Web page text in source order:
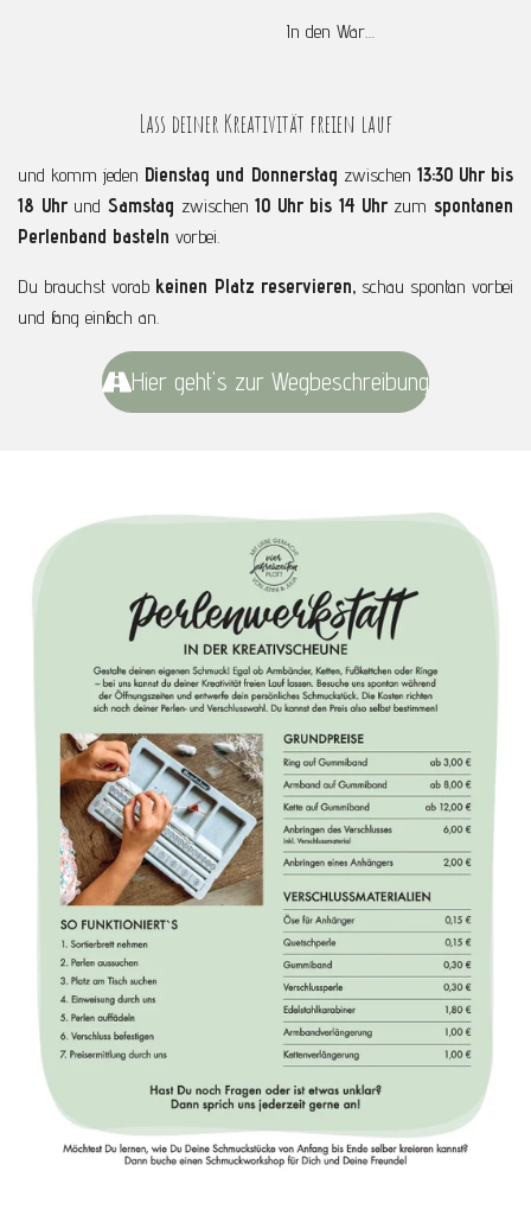
In den Warenkorb
Lass deiner Kreativität freien lauf
und komm jeden Dienstag und Donnerstag zwischen 13:30 Uhr bis
18 Uhrund Samstag zwischen10 Uhr bis 14 Uhrzumspontanen
Perlenband basteln vorbei.
Du brauchst vorab keinen Platz reservieren,schau spontan vorbei
und fang einfach an.
Hier geht's zur Wegbeschreibung